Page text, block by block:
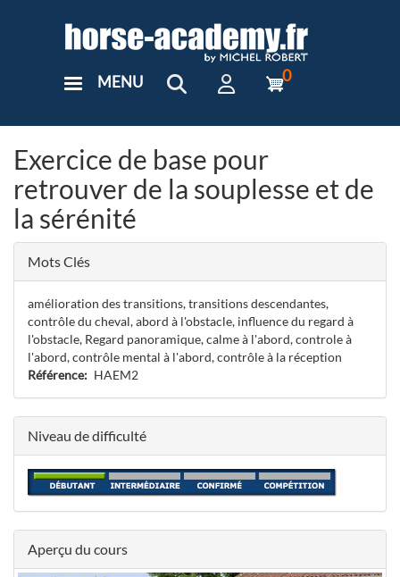
User
MENU 0
Exercice de base pour
retrouver de la souplesse et de
la sérénité
Mots Clés
amélioration des transitions, transitions descendantes,
contrôle du cheval, abord à l'obstacle, influence du regard à
l'obstacle, Regard panoramique, calme à l'abord, controle à
l'abord, contrôle mental à l'abord, contrôle à la réception
Référence
HAEM2
Niveau de difficulté
Aperçu du cours